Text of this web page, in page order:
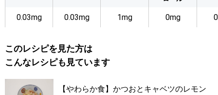
0.03mg 0.03mg 1mg 0mg
このレシピを見た方は
こんなレシピも見ています
【やわらか食】かつおとキャベツのレモン